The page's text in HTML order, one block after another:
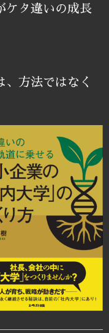
ケタ違いの成長
、方法ではなく